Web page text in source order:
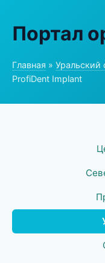
Портал
Главная » Уральский
ProfiDent Implant